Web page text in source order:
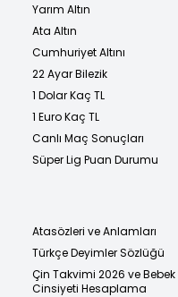
Yarım Altın
Ata Altın
Cumhuriyet Altını
22 Ayar Bilezik
1 Dolar Kaç TL
1 Euro Kaç TL
Canlı Maç Sonuçları
Süper Lig Puan Durumu
Atasözleri ve Anlamları
Türkçe Deyimler Sözlüğü
Çin Takvimi 2026 ve Bebek
Cinsiyeti Hesaplama